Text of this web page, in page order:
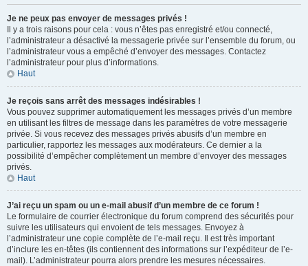
Je ne peux pas envoyer de messages privés !
Il y a trois raisons pour cela : vous n’êtes pas enregistré et/ou connecté,
l’administrateur a désactivé la messagerie privée sur l’ensemble du forum, ou
l’administrateur vous a empêché d’envoyer des messages. Contactez
l’administrateur pour plus d’informations.
Haut
Je reçois sans arrêt des messages indésirables !
Vous pouvez supprimer automatiquement les messages privés d’un membre
en utilisant les filtres de message dans les paramètres de votre messagerie
privée. Si vous recevez des messages privés abusifs d’un membre en
particulier, rapportez les messages aux modérateurs. Ce dernier a la
possibilité d’empêcher complètement un membre d’envoyer des messages
privés.
Haut
J’ai reçu un spam ou un e-mail abusif d’un membre de ce forum !
Le formulaire de courrier électronique du forum comprend des sécurités pour
suivre les utilisateurs qui envoient de tels messages. Envoyez à
l’administrateur une copie complète de l’e-mail reçu. Il est très important
d’inclure les en-têtes (ils contiennent des informations sur l’expéditeur de l’e-
mail). L’administrateur pourra alors prendre les mesures nécessaires.